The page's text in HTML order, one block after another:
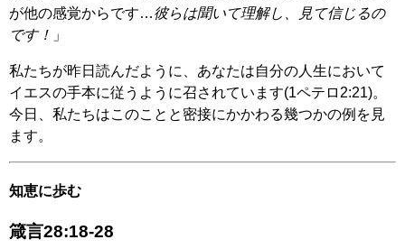
が他の感覚からです…彼らは聞いて理解し、見て信じるの
です！ 」
私たちが昨日読んだように、あなたは自分の人生において
イエスの手本に従うように召されています(1ペテロ2:21)。
今日、私たちはこのことと密接にかかわる幾つかの例を見
ます。
知恵に歩む
箴言28:18-28